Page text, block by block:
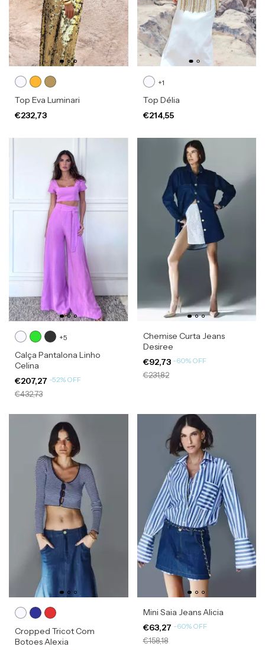
Top Eva Luminari
€232,73
+1
Top Délia
€214,55
+5
Calça Pantalona Linho
Celina
€207,27 -52% OFF
€432,73
Chemise Curta Jeans
Desiree
€92,73 -60% OFF
€231,82
Cropped Tricot Com
Botoes Alexia
Mini Saia Jeans Alicia
€63,27 -60% OFF
€158,18